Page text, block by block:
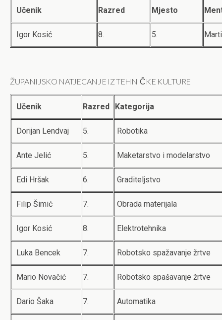
Učenik Razred Mjesto
Igor Kosić 8. 5.
ŽUPANIJSKO NATJECANJE IZ TEHNIČKE KULTURE
Učenik Razred Kategorija
Dorijan Lendvaj 5. Robotika
Ante Jelić 5. Maketarstvo i modelarstvo
Edi Hršak 6. Graditeljstvo
Filip Šimić 7. Obrada materijala
Igor Kosić 8. Elektrotehnika
Luka Bencek 7. Robotsko spažavanje žrtve
Mario Novačić 7. Robotsko spašavanje žrtve
Dario Šaka 7. Automatika